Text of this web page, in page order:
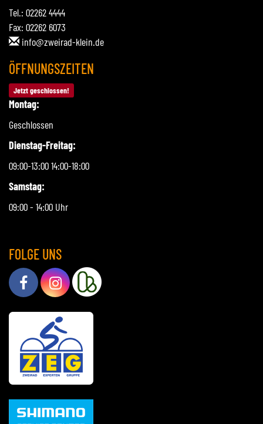
Tel.: 02262 4444
Fax: 02262 6073
info@zweirad-klein.de
ÖFFNUNGSZEITEN
Jetzt geschlossen!
Montag:
Geschlossen
Dienstag-Freitag:
09:00-13:00 14:00-18:00
Samstag:
09:00 - 14:00 Uhr
FOLGE UNS